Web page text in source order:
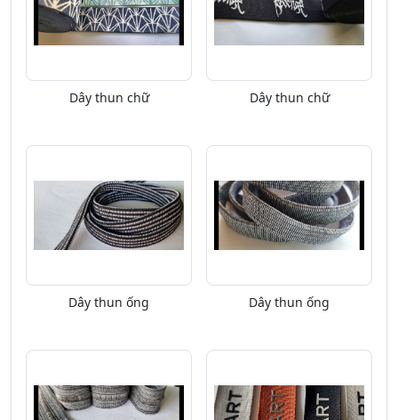
Dây thun chữ Dây thun chữ
Dây thun ống Dây thun ống